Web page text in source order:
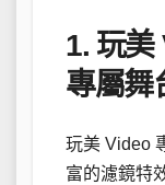
1. 玩美
專屬舞
玩美 Video
富的濾鏡特